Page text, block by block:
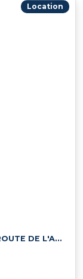
Location
HANGAR/ENTREPOT DE 180 M² SITUE ROUTE DE L'AEROPORT 20290 LUCCIA